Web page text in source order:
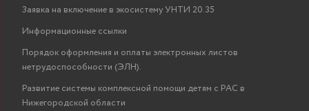
Заявка на включение в экосистему УНТИ 20.35
Информационные ссылки
Порядок оформления и оплаты электронных листов
нетрудоспособности (ЭЛН).
Развитие системы комплексной помощи детям с РАС в
Нижегородской области